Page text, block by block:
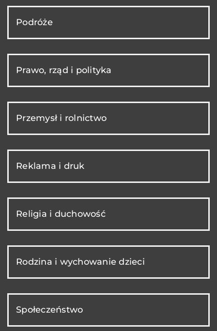
Podróże
Prawo, rząd i polityka
Przemysł i rolnictwo
Reklama i druk
Religia i duchowość
Rodzina i wychowanie dzieci
Społeczeństwo